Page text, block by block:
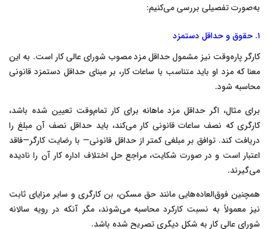
به‌صورت تفصیلی بررسی می‌کنیم:
۱. حقوق و حداقل دستمزد
کارگر پاره‌وقت نیز مشمول حداقل مزد مصوب شورای عالی کار است. به این
معنا که مزد او باید متناسب با ساعات کار، بر مبنای حداقل دستمزد قانونی
محاسبه شود.
برای مثال، اگر حداقل مزد ماهانه برای کار تمام‌وقت تعیین شده باشد،
کارگری که نصف ساعات قانونی کار می‌کند، باید حداقل نصف آن مبلغ را
دریافت کند. توافق بر مبلغی کمتر از حداقل قانونی— با رضایت کارگر—فاقد
اعتبار است و در صورت شکایت، مراجع حل اختلاف اداره کار آن را نادیده
می‌گیرند.
همچنین فوق‌العاده‌هایی مانند حق مسکن، بن کارگری و سایر مزایای ثابت
نیز معمولاً به نسبت کارکرد محاسبه می‌شوند، مگر آنکه در رویه سالانه
شورای عالی کار به شکل دیگری تصریح شده باشد.